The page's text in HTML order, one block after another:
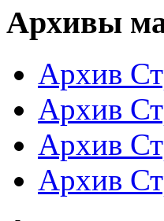
Архивы
Архив
Архив
Архив
Архив